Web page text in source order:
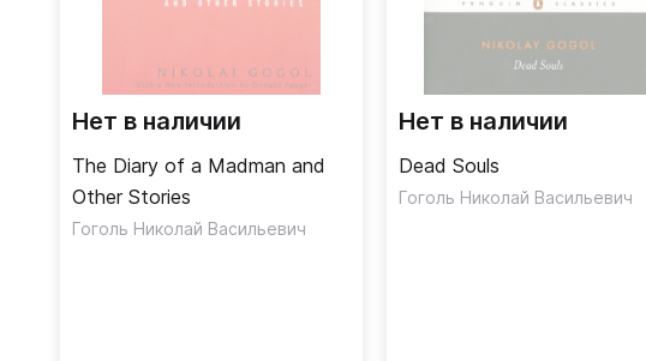
Нет в наличии
The Diary of a Madman and
Other Stories
Гоголь Николай Васильевич
Нет в наличии
Dead Souls
Гоголь Николай Васильевич